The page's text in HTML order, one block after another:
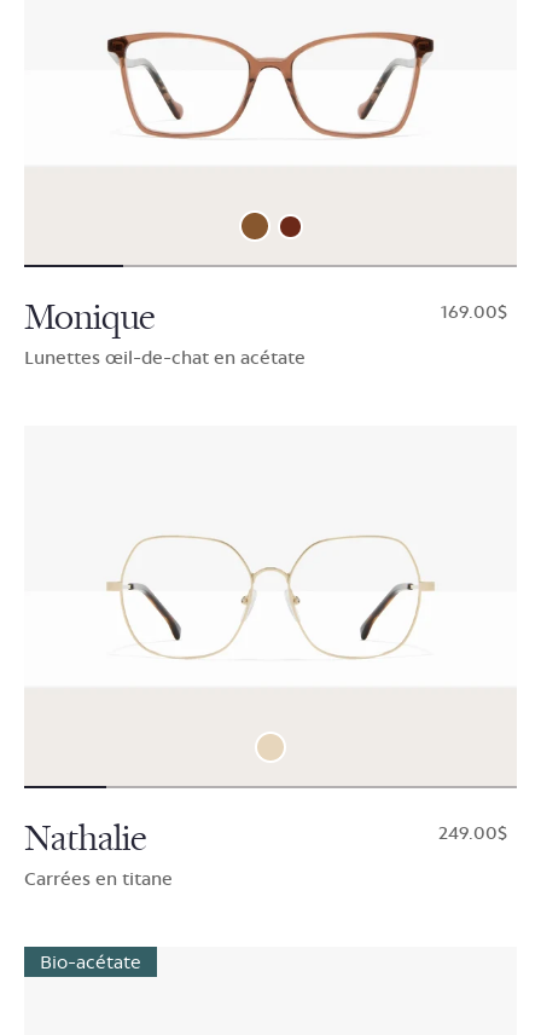
Monique
Lunettes œil-de-chat en acétate
$169.00
Nathalie
Carrées en titane
$249.00
Bio-acétate